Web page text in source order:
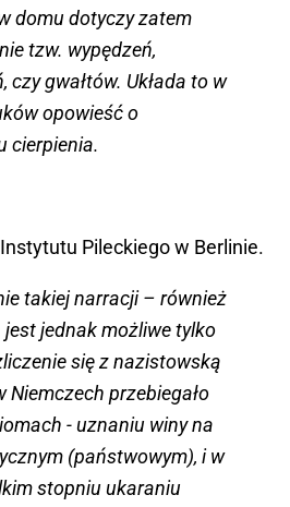
domu dotyczy zatem
tzw. wypędzeń,
czy gwałtów. Układa to w
opowieść o
cierpienia.
Pileckiego w Berlinie.
takiej narracji – również
jednak możliwe tylko
się z nazistowską
Niemczech przebiegało
- uznaniu winy na
(państwowym), i w
stopniu ukaraniu